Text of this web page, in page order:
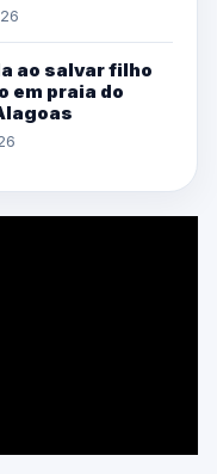
ao salvar filho
em praia do